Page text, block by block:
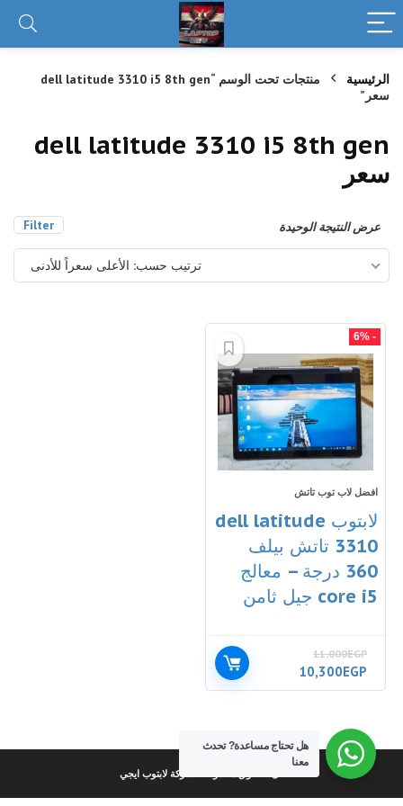
الرئيسية
منتجات تحت الوسم “dell latitude 3310 i5 8th gen
سعر”
dell latitude 3310 i5 8th gen
سعر
Filter عرض النتيجة الوحيدة
ترتيب حسب: الأعلى سعراً للأدنى
- 6%
افضل لاب توب تاتش
لابتوب dell latitude
3310 تاتش بيلف
360 درجة – معالج
core i5 جيل ثامن
11,000EGP
السعر
الأصلي
11,000EGP.
10,300EGP
الحالي
كل الحقوق محفوظة لشركة لابتوب ايجي
هل تحتاج مساعدة?تحدث
معنا